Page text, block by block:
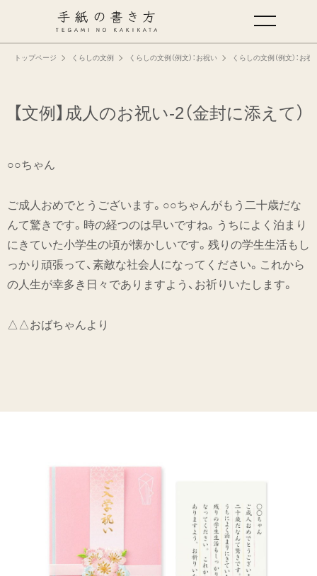
トップページ くらしの文例 くらしの文例（例文）：お祝い くらしの文例（例文）：お
【文例】成人のお祝い-2（金封に添えて）
○○ちゃん
ご成人おめでとうございます。○○ちゃんがもう二十歳だな
んて驚きです。時の経つのは早いですね。うちによく泊まり
にきていた小学生の頃が懐かしいです。残りの学生生活もし
っかり頑張って、素敵な社会人になってください。これから
の人生が幸多き日々でありますよう、お祈りいたします。
△△おばちゃんより
手紙の基本
仕事の手紙の書き方
特集
ミドリオフィシャルサイト